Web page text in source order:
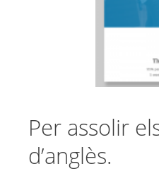
Per assolir
d’anglès.